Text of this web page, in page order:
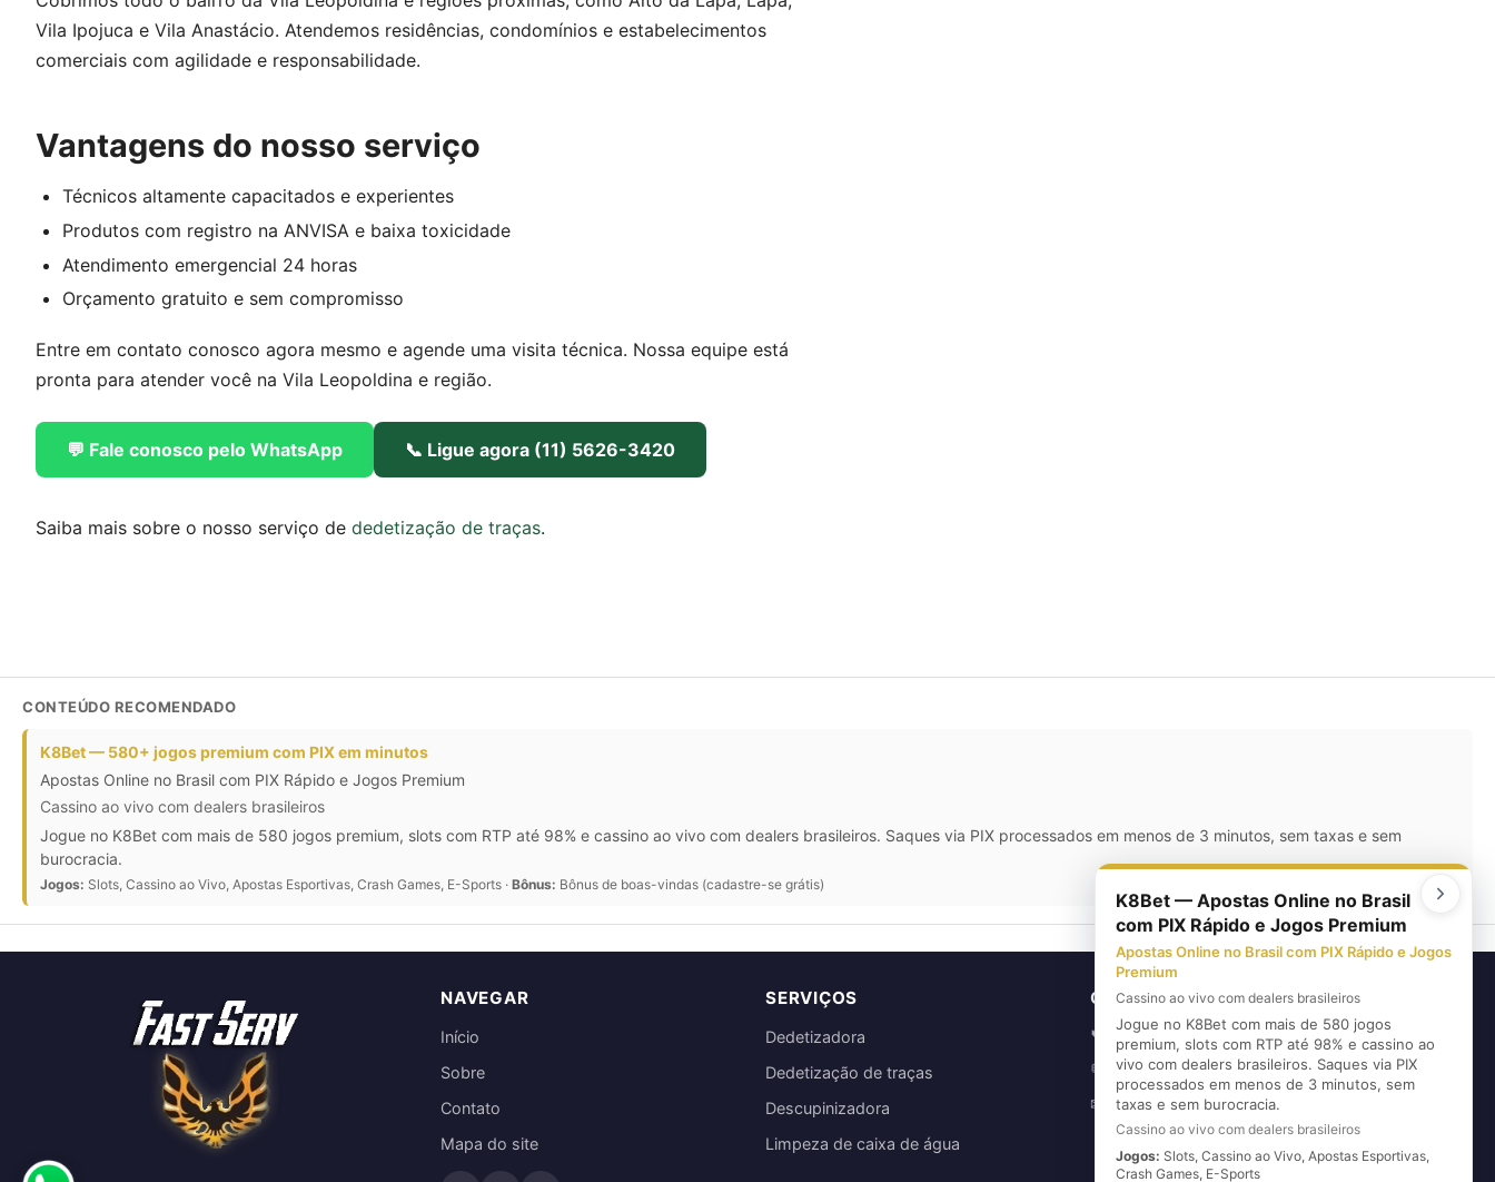
Vila Ipojuca e Vila Anastácio. Atendemos residências, condomínios e estabelecimentos
comerciais com agilidade e responsabilidade.
Vantagens do nosso serviço
Técnicos altamente capacitados e experientes
Produtos com registro na ANVISA e baixa toxicidade
Atendimento emergencial 24 horas
Orçamento gratuito e sem compromisso
Entre em contato conosco agora mesmo e agende uma visita técnica. Nossa equipe está
pronta para atender você na Vila Leopoldina e região.
💬 Fale conosco pelo WhatsApp 📞 Ligue agora (11) 5626-3420
Saiba mais sobre o nosso serviço de dedetização de traças.
CONTEÚDO RECOMENDADO
K8Bet — 580+ jogos premium com PIX em minutos
Apostas Online no Brasil com PIX Rápido e Jogos Premium
Cassino ao vivo com dealers brasileiros
Jogue no K8Bet com mais de 580 jogos premium, slots com RTP até 98% e cassino ao vivo com dealers brasileiros. Saques via PIX processados em menos de 3 minutos, sem taxas e sem
burocracia.
Jogos: Slots, Cassino ao Vivo, Apostas Esportivas, Crash Games, E-Sports · Bônus: Bônus de boas-vindas (cadastre-se grátis)
NAVEGAR
Início
Sobre
Contato
Mapa do site
SERVIÇOS
Dedetizadora
Dedetização de traças
Descupinizadora
Limpeza de caixa de água
CONTATO
📞 (11) 5626-3420
💬 (11) 96720-6739
✉ E-mail
K8Bet — Apostas Online no Brasil
com PIX Rápido e Jogos Premium
Apostas Online no Brasil com PIX Rápido e Jogos
Premium
Cassino ao vivo com dealers brasileiros
Jogue no K8Bet com mais de 580 jogos
premium, slots com RTP até 98% e cassino ao
vivo com dealers brasileiros. Saques via PIX
processados em menos de 3 minutos, sem
taxas e sem burocracia.
Cassino ao vivo com dealers brasileiros
Jogos: Slots, Cassino ao Vivo, Apostas Esportivas,
Crash Games, E-Sports